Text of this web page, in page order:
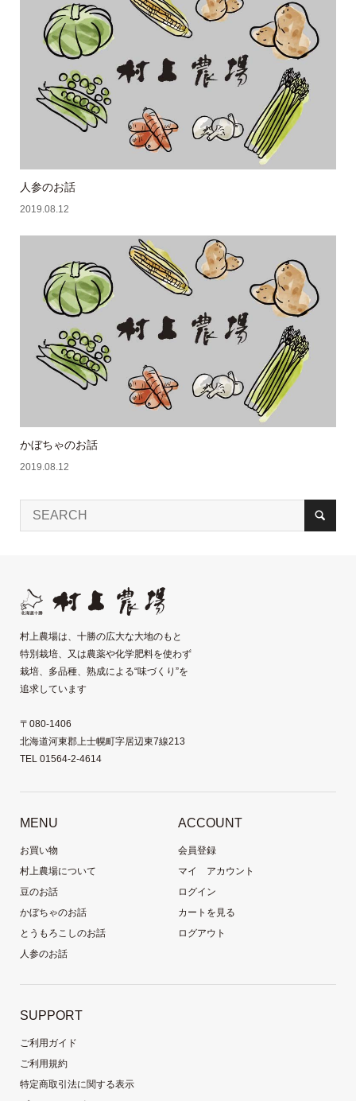
人参のお話
2019.08.12
かぼちゃのお話
2019.08.12
村上農場は、十勝の広大な大地のもと
特別栽培、又は農薬や化学肥料を使わず
栽培、多品種、熟成による“味づくり”を
追求しています
〒080-1406
北海道河東郡上士幌町字居辺東7線213
TEL 01564-2-4614
MENU
お買い物
村上農場について
豆のお話
かぼちゃのお話
とうもろこしのお話
人参のお話
ACCOUNT
会員登録
マイ アカウント
ログイン
カートを見る
ログアウト
SUPPORT
ご利用ガイド
ご利用規約
特定商取引法に関する表示